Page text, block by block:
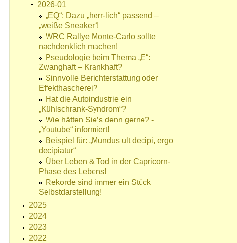
2026-01
„EQ“: Dazu „herr-lich“ passend –
„weiße Sneaker“!
WRC Rallye Monte-Carlo sollte
nachdenklich machen!
Pseudologie beim Thema „E“:
Zwanghaft – Krankhaft?
Sinnvolle Berichterstattung oder
Effekthascherei?
Hat die Autoindustrie ein
„Kühlschrank-Syndrom“?
Wie hätten Sie’s denn gerne? -
„Youtube“ informiert!
Beispiel für: „Mundus ult decipi, ergo
decipiatur“
Über Leben & Tod in der Capricorn-
Phase des Lebens!
Rekorde sind immer ein Stück
Selbstdarstellung!
2025
2024
2023
2022